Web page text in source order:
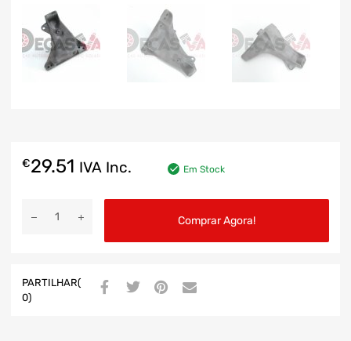
€29.51 IVA Inc. Em Stock
Comprar Agora!
PARTILHAR(
0)